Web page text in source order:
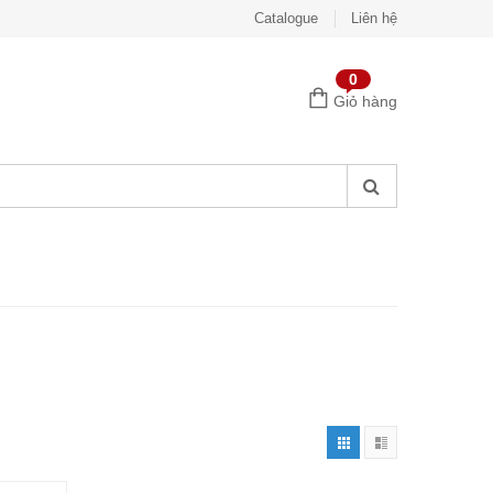
Catalogue Liên hệ
0
Giỏ hàng